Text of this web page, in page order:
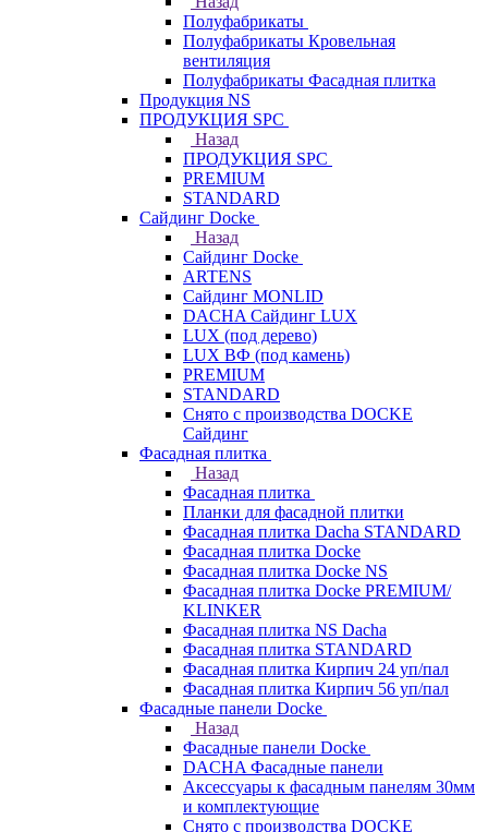
Полуфабрикаты
Полуфабрикаты Кровельная
вентиляция
Полуфабрикаты Фасадная плитка
Продукция NS
ПРОДУКЦИЯ SPC
Назад
ПРОДУКЦИЯ SPC
PREMIUM
STANDARD
Сайдинг Docke
Назад
Сайдинг Docke
ARTENS
Cайдинг MONLID
DACHA Сайдинг LUX
LUX (под дерево)
LUX ВФ (под камень)
PREMIUM
STANDARD
Снято с производства DOCKE
Сайдинг
Фасадная плитка
Назад
Фасадная плитка
Планки для фасадной плитки
Фасадная плитка Dacha STANDARD
Фасадная плитка Docke
Фасадная плитка Docke NS
Фасадная плитка Docke PREMIUM/
KLINKER
Фасадная плитка NS Dacha
Фасадная плитка STANDARD
Фасадная плитка Кирпич 24 уп/пал
Фасадная плитка Кирпич 56 уп/пал
Фасадные панели Docke
Назад
Фасадные панели Docke
DACHA Фасадные панели
Аксессуары к фасадным панелям 30мм
и комплектующие
Снято с производства DOCKE